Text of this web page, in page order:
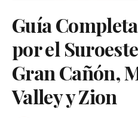
Guía
por el
Gran Cañón,
Valley y Zion